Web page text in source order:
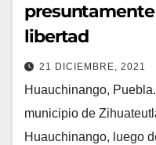
libertad
21 DICIEMBRE, 2021
Huauchinango,
municipio de
Huauchinango, luego